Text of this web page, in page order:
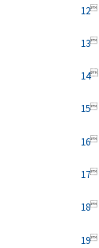
12
13
14
15
16
17
18
19